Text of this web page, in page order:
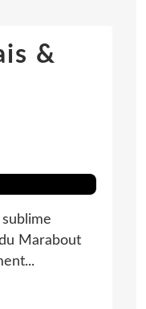
&
Marabout